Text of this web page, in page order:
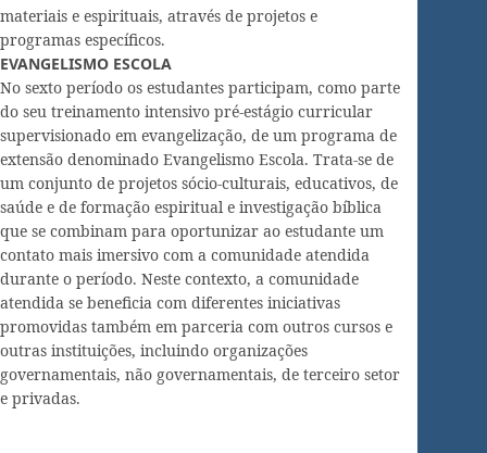
materiais e espirituais, através de projetos e
programas específicos.
EVANGELISMO ESCOLA
No sexto período os estudantes participam, como parte
do seu treinamento intensivo pré-estágio curricular
supervisionado em evangelização, de um programa de
extensão denominado Evangelismo Escola. Trata-se de
um conjunto de projetos sócio-culturais, educativos, de
saúde e de formação espiritual e investigação bíblica
que se combinam para oportunizar ao estudante um
contato mais imersivo com a comunidade atendida
durante o período. Neste contexto, a comunidade
atendida se beneficia com diferentes iniciativas
promovidas também em parceria com outros cursos e
outras instituições, incluindo organizações
governamentais, não governamentais, de terceiro setor
e privadas.